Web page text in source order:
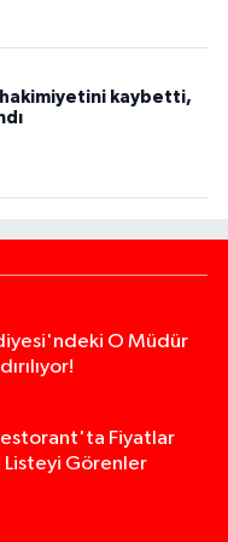
kaybetti,
O Müdür
Fiyatlar
Görenler